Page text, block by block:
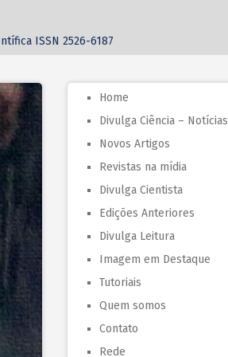
ISSN 2526-6187
Home
Divulga Ciência – Notícias
Novos Artigos
Revistas na mídia
Divulga Cientista
Edições Anteriores
Divulga Leitura
Imagem em Destaque
Tutoriais
Quem somos
Contato
Rede